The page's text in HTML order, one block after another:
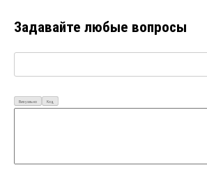
Задавайте любые вопросы
Визуально Код